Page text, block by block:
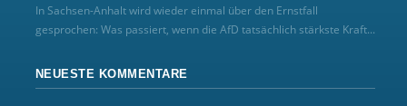
In Sachsen-Anhalt wird wieder einmal über den Ernstfall
gesprochen: Was passiert, wenn die AfD tatsächlich stärkste Kraft...
NEUESTE KOMMENTARE